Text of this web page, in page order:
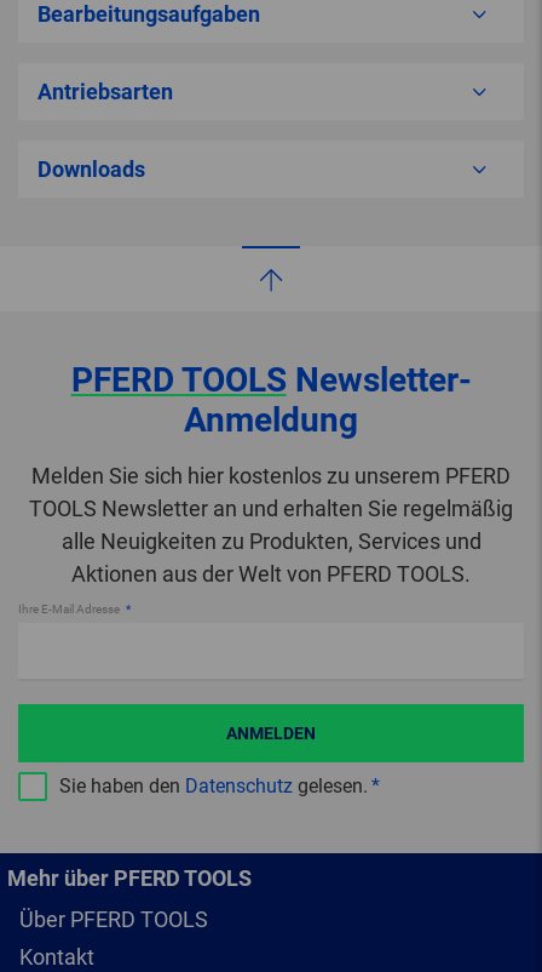
Bearbeitungsaufgaben
Antriebsarten
Downloads
PFERD TOOLSNewsletter-
Anmeldung
Melden Sie sich hier kostenlos zu unserem PFERD
TOOLS Newsletter an und erhalten Sie regelmäßig
alle Neuigkeiten zu Produkten, Services und
Aktionen aus der Welt von PFERD TOOLS.
Ihre E-Mail Adresse
Sie haben den Datenschutz gelesen.
ANMELDEN
Mehr über PFERD TOOLS
Über PFERD TOOLS
Kontakt